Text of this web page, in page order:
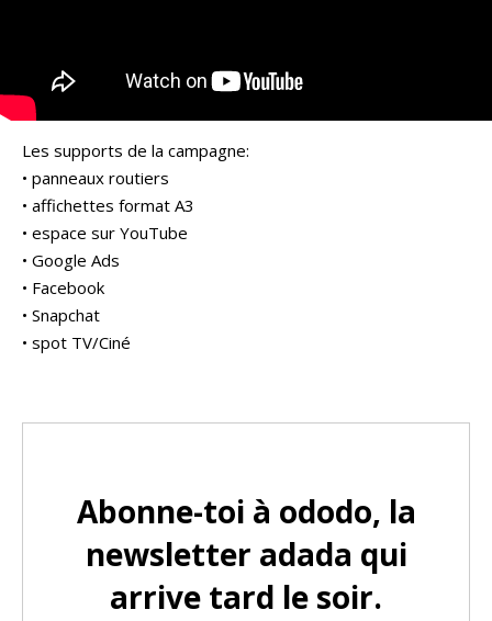
Les supports de la campagne:
• panneaux routiers
• affichettes format A3
• espace sur YouTube
• Google Ads
• Facebook
• Snapchat
• spot TV/Ciné